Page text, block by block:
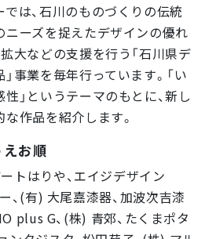
は、石川のものづくりの伝統
ーズを捉えたデザインの優れ
大などの支援を行う「石川県デ
事業を毎年行っています。「い
」というテーマのもとに、新し
作品を紹介します。
お順
トはりや、エイジデザイン
、(有) 大尾嘉漆器、加波次吉漆
plus G、(株) 青郊、たくまポタ